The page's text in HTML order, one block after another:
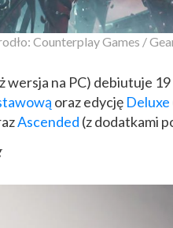
Counterplay Games /
wersja na PC) debiutuje
oraz edycję Deluxe
Ascended (z dodatkami